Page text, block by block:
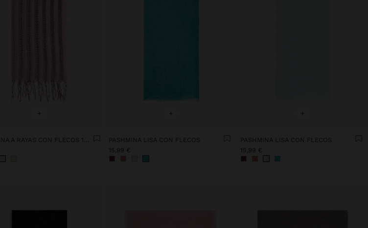
+
PASHMINA A RAYAS CON FLECOS 100% LINO
+
PASHMINA LISA CON FLECOS
15,99 €
+
PASHMINA LISA CON FLECOS
15,99 €